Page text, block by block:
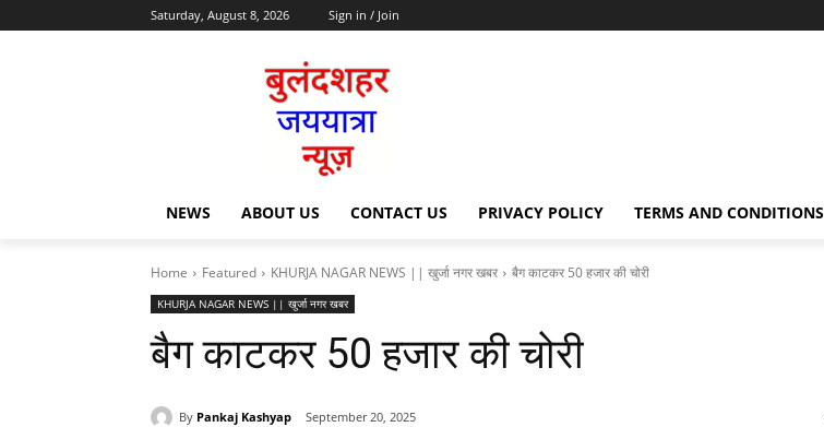
Saturday, August 8, 2026 Sign in / Join
NEWS ABOUT US CONTACT US PRIVACY POLICY TERMS AND CONDITIONS
Home Featured KHURJA NAGAR NEWS || खुर्जा नगर खबर बैग काटकर 50 हजार की चोरी
KHURJA NAGAR NEWS || खुर्जा नगर खबर
बैग काटकर 50 हजार की चोरी
By Pankaj Kashyap September 20, 2025